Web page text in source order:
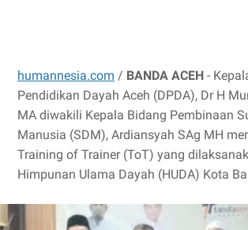
humannesia.com / BANDA ACEH -
Pendidikan Dayah Aceh (DPDA), Dr H
MA diwakili Kepala Bidang Pembinaan
Manusia (SDM), Ardiansyah SAg MH
Training of Trainer (ToT) yang
Himpunan Ulama Dayah (HUDA) Kota